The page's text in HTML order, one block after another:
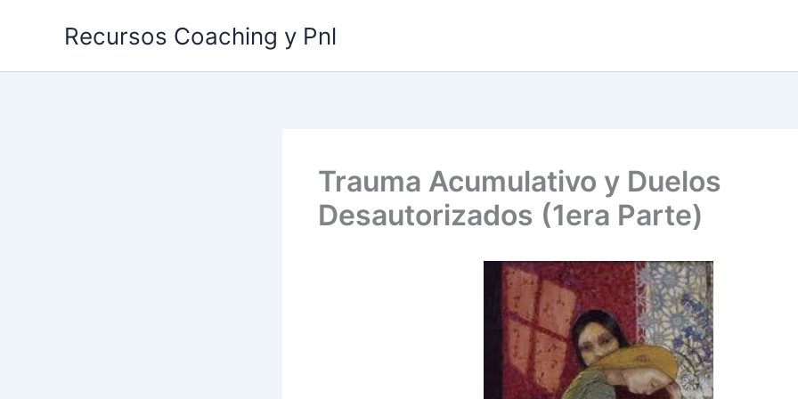
Recursos Coaching y Pnl
Trauma Acumulativo y Duelos
Desautorizados (1era Parte)